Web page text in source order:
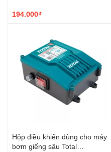
194.000₫
Hộp điều khiển dùng cho máy
bơm giếng sâu Total